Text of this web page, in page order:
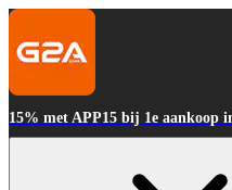
15% met APP15 bij 1e aankoop